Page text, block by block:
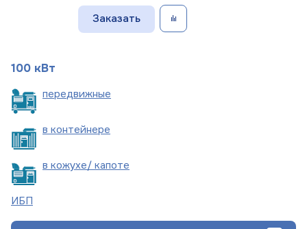
Заказать
100 кВт
передвижные
в контейнере
в кожухе/ капоте
ИБП